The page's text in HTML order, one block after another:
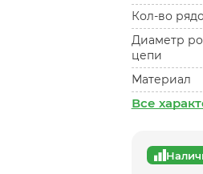
Кол-во
Диаметр
цепи
Материал
Все